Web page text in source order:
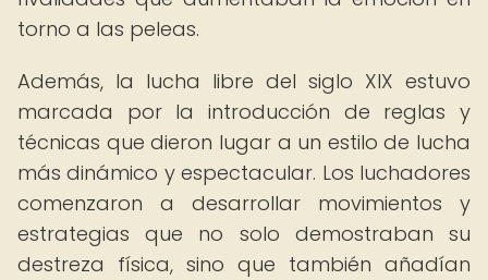
torno a las peleas.
Además, la lucha libre del siglo XIX estuvo
marcada por la introducción de reglas y
técnicas que dieron lugar a un estilo de lucha
más dinámico y espectacular. Los luchadores
comenzaron a desarrollar movimientos y
estrategias que no solo demostraban su
destreza física, sino que también añadían